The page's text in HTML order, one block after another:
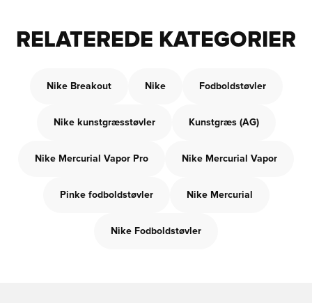
RELATEREDE KATEGORIER
Nike Breakout Nike Fodboldstøvler
Nike kunstgræsstøvler Kunstgræs (AG)
Nike Mercurial Vapor Pro Nike Mercurial Vapor
Pinke fodboldstøvler Nike Mercurial
Nike Fodboldstøvler